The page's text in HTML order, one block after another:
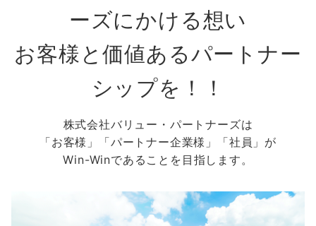
ーズにかける想い
お客様と価値あるパートナー
シップを！！
株式会社バリュー・パートナーズは
「お客様」「パートナー企業様」「社員」が
Win-Winであることを目指します。